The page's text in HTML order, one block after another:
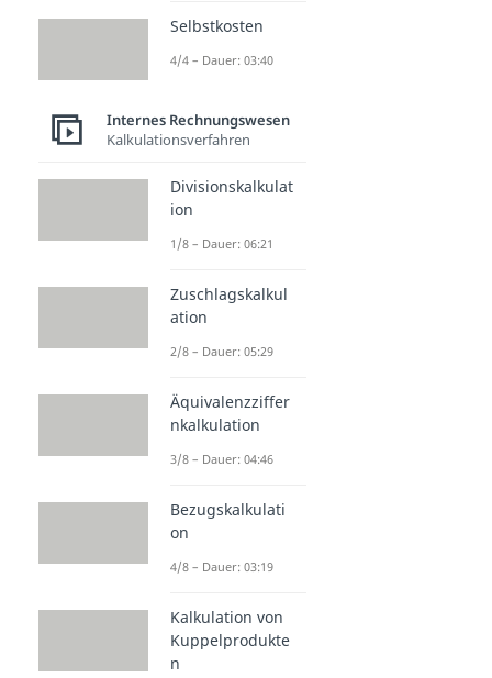
Selbstkosten
4/4 – Dauer: 03:40
Internes Rechnungswesen
Kalkulationsverfahren
Divisionskalkulat
ion
1/8 – Dauer: 06:21
Zuschlagskalkul
ation
2/8 – Dauer: 05:29
Äquivalenzziffer
nkalkulation
3/8 – Dauer: 04:46
Bezugskalkulati
on
4/8 – Dauer: 03:19
Kalkulation von
Kuppelprodukte
n